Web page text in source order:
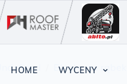
12 288 24 42
HOME WYCENY
Undefined Blachy na rąbek